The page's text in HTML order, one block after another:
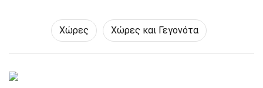
Χώρες Χώρες και Γεγονότα